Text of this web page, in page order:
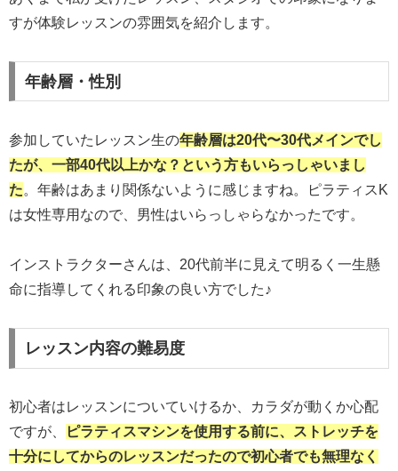
すが体験レッスンの雰囲気を紹介します。
年齢層・性別
参加していたレッスン生の年齢層は20代〜30代メインでし
たが、一部40代以上かな？という方もいらっしゃいまし
た。年齢はあまり関係ないように感じますね。ピラティスK
は女性専用なので、男性はいらっしゃらなかったです。
インストラクターさんは、20代前半に見えて明るく一生懸
命に指導してくれる印象の良い方でした♪
レッスン内容の難易度
初心者はレッスンについていけるか、カラダが動くか心配
ですが、
ピラティスマシンを使用する前に、ストレッチを
十分にしてからのレッスンだったので初心者でも無理なく